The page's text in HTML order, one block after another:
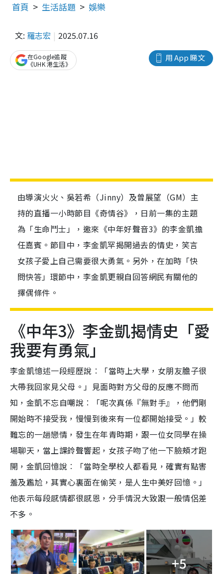
首頁 生活話題 娛樂
文: 羅志宏 2025.07.16
用 App 睇文
在Google追蹤
《UHK 港生活》
由導演火火、吳若希（Jinny）及曾展望（GM）主
持的直播一小時節目《奇情谷》，日前一集的主題
為「生命鬥士」，邀來《中年好聲音3》的李金凱擔
任嘉賓。節目中，李金凱罕揭開過去的情史，笑言
女孩子愛上自己需要很大勇氣。另外，在加時「快
問快答」環節中，李金凱更親自回答網民有關他的
擇偶條件。
《中年3》李金凱揭情史「愛
我要有勇氣」
李金凱憶述一段經歷說︰「當時上大學，女朋友膽子很
大帶我回家見父母。」見面時對方父母的反應不問而
知，金凱不忘自嘲說︰「呢次真係『無對手』，他們剛
開始時不接受我，慢慢到後來有一位都開始接受。」較
難忘的一趟戀情，發生在年青時期，跟一位女同學在操
場聊天，當上課鈴聲響起，女孩子吻了他一下臉頰才跑
開，金凱回憶說︰「當時全學校人都看見，確實有點害
羞及尷尬，其實心裏面在偷笑，是人生中美好回憶。」
他表示每段感情都很感恩，分手情況大致跟一般情侶差
不多。
+5